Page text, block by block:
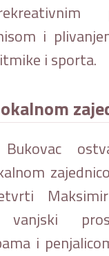
i
i sporta.
vanjski
i